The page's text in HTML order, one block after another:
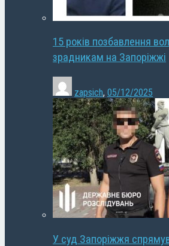
15 років позбавлення
зрадникам на Запоріжжі
zapsich, 05/12/2025
У суд Запоріжжя